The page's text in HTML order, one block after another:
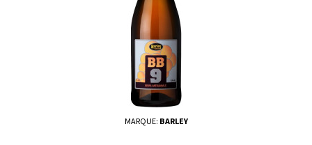
MARQUE: BARLEY